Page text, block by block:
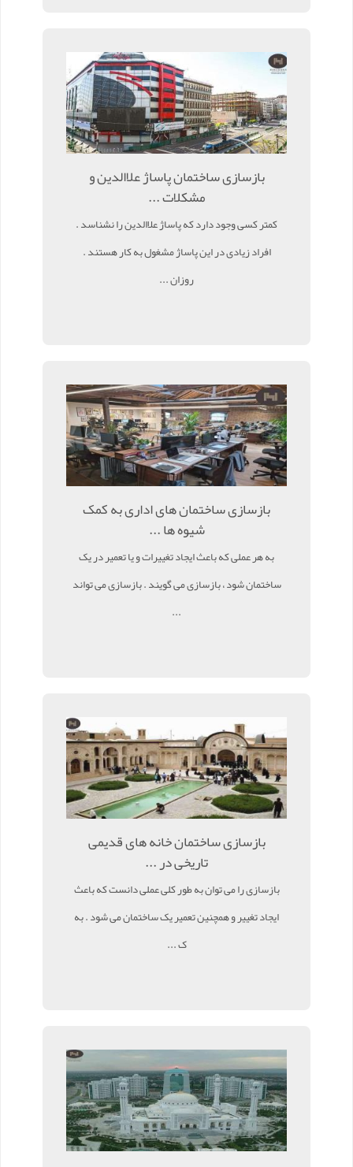
بازسازی ساختمان پاساژ علاالدین و
مشکلات ...
کمتر کسی وجود دارد که پاساژ علاالدین را نشناسد .
افراد زیادی در این پاساژ مشغول به کار هستند .
روزان ...
بازسازی ساختمان های اداری به کمک
شیوه ها ...
به هر عملی که باعث ایجاد تغییرات و یا تعمیر در یک
ساختمان شود ، بازسازی می گویند . بازسازی می تواند
...
بازسازی ساختمان خانه های قدیمی
تاریخی در ...
بازسازی را می توان به طور کلی عملی دانست که باعث
ایجاد تغییر و همچنین تعمیر یک ساختمان می شود . به
ک ...